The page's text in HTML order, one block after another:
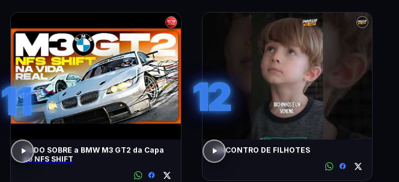
11
TUDO SOBRE a BMW M3 GT2 da Capa
do NFS SHIFT
12
ENCONTRO DE FILHOTES